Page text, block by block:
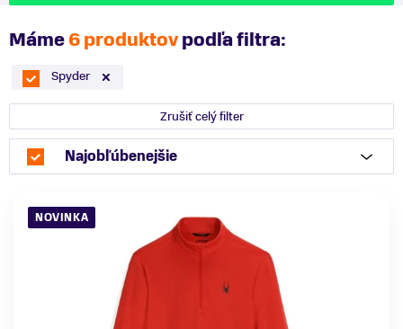
Máme6 produktovpodľa filtra:
Spyder
Zrušiť celý filter
Najobľúbenejšie
NOVINKA